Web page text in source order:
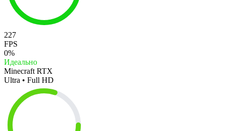
227
FPS
0%
Идеально
Minecraft RTX
Ultra • Full HD